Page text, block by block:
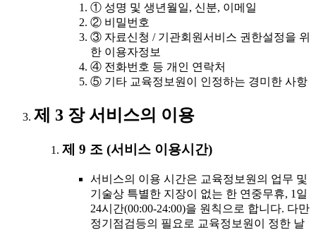
① 성명 및 생년월일, 신분, 이메일
② 비밀번호
③ 자료신청 / 기관회원서비스 권한설정을 위
한 이용자정보
④ 전화번호 등 개인 연락처
⑤ 기타 교육정보원이 인정하는 경미한 사항
제 3 장 서비스의 이용
제 9 조 (서비스 이용시간)
서비스의 이용 시간은 교육정보원의 업무 및
기술상 특별한 지장이 없는 한 연중무휴, 1일
24시간(00:00-24:00)을 원칙으로 합니다. 다만
정기점검등의 필요로 교육정보원이 정한 날